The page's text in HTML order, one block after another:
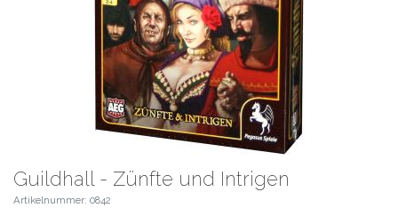
Guildhall - Zünfte und Intrigen
Artikelnummer: 0842